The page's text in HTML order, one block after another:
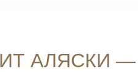
АЛЯСКИ —